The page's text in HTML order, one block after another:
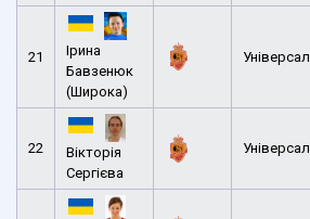
21
Ірина
Бавзенюк
(Широка)
Універсал
22
Вікторія
Сергієва
Універсал